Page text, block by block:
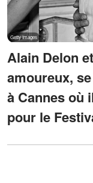
Alain Delon
amoureux,
à Cannes où
pour le